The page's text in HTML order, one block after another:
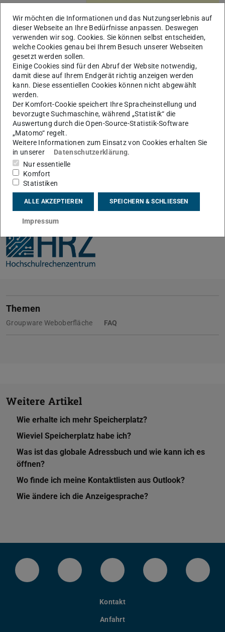
KONTAKT
Themen
Groupware Weboberfläche FAQ
Weitere Artikel
Wie erhalte ich mehr Speicherplatz?
Wieviel Speicherplatz habe ich?
Was ist das globale Adressbuch und wie kann ich es
öffnen?
Wo finde ich meine Kontaktlisten aus Outlook?
Wie ändere ich die Anzeigesprache?
LinkedIn-Seite der TU Darmstadt
Instagram-Kanal der TU
Bluesky-Kanal der TU
Facebook-
Kontakt
Anfahrt
Wir möchten die Informationen und das Nutzungserlebnis auf
dieser Webseite an Ihre Bedürfnisse anpassen. Deswegen
verwenden wir sog. Cookies. Sie können selbst entscheiden,
welche Cookies genau bei Ihrem Besuch unserer Webseiten
gesetzt werden sollen.
Einige Cookies sind für den Abruf der Website notwendig,
damit diese auf Ihrem Endgerät richtig anzeigen werden
kann. Diese essentiellen Cookies können nicht abgewählt
werden.
Der Komfort-Cookie speichert Ihre Spracheinstellung und
bevorzugte Suchmaschine, während „Statistik“ die
Auswertung durch die Open-Source-Statistik-Software
„Matomo“ regelt.
Weitere Informationen zum Einsatz von Cookies erhalten Sie
in unserer
Datenschutzerklärung.
Nur essentielle
Komfort
Statistiken
ALLE AKZEPTIEREN SPEICHERN & SCHLIESSEN
Impressum